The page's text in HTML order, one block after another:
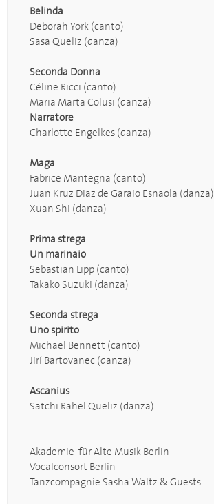
Belinda
Deborah York (canto)
Sasa Queliz (danza)
Seconda Donna
Céline Ricci (canto)
Maria Marta Colusi (danza)
Narratore
Charlotte Engelkes (danza)
Maga
Fabrice Mantegna (canto)
Juan Kruz Diaz de Garaio Esnaola (danza)
Xuan Shi (danza)
Prima strega
Un marinaio
Sebastian Lipp (canto)
Takako Suzuki (danza)
Seconda strega
Uno spirito
Michael Bennett (canto)
Jirí Bartovanec (danza)
Ascanius
Satchi Rahel Queliz (danza)
Akademie für Alte Musik Berlin
Vocalconsort Berlin
Tanzcompagnie Sasha Waltz & Guests